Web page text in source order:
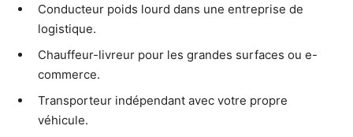
Conducteur poids lourd dans une entreprise de
logistique.
Chauffeur-livreur pour les grandes surfaces ou e-
commerce.
Transporteur indépendant avec votre propre
véhicule.